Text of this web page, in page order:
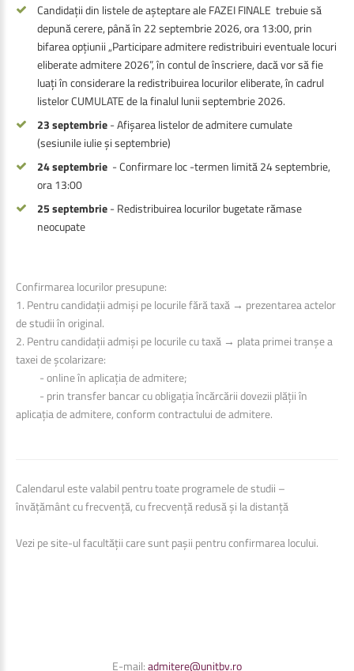
Candidații din listele de așteptare ale FAZEI FINALE trebuie să
depună cerere, până în 22 septembrie 2026, ora 13:00, prin
bifarea opțiunii „Participare admitere redistribuiri eventuale locuri
eliberate admitere 2026”, în contul de înscriere, dacă vor să fie
luați în considerare la redistribuirea locurilor eliberate, în cadrul
listelor CUMULATE de la finalul lunii septembrie 2026.
23 septembrie- Afișarea listelor de admitere cumulate
(sesiunile iulie și septembrie)
24 septembrie - Confirmare loc -termen limită 24 septembrie,
ora 13:00
25 septembrie- Redistribuirea locurilor bugetate rămase
neocupate
Confirmarea locurilor presupune:
1. Pentru candidații admiși pe locurile fără taxă → prezentarea actelor
de studii în original.
2. Pentru candidații admiși pe locurile cu taxă → plata primei tranșe a
taxei de școlarizare:
- online în aplicația de admitere;
- prin transfer bancar cu obligația încărcării dovezii plății în
aplicația de admitere, conform contractului de admitere.
Calendarul este valabil pentru toate programele de studii –
învățământ cu frecvență, cu frecvență redusă și la distanță
Vezi pe site-ul facultății care sunt pașii pentru confirmarea locului.
E-mail:admitere@unitbv.ro